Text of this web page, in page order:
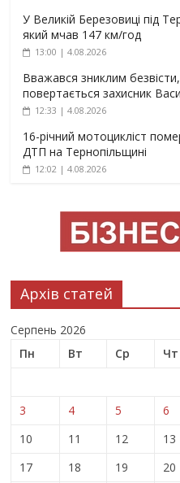
У Великій Березовиці під
який мчав 147 км/год
13:00 | 4.08.2026
Вважався зниклим
повертається захисник
12:33 | 4.08.2026
16-річний мотоцикліст
ДТП на Тернопільщині
12:02 | 4.08.2026
Архів статей
Серпень 2026
Пн
Вт Ср Чт
3
4 5 6
10
11 12 13
17
18 19 20